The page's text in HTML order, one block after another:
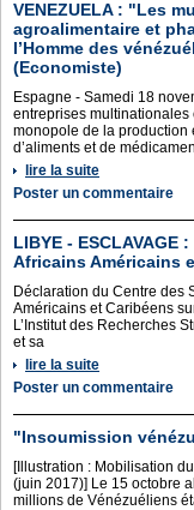
VENEZUELA : "Les
agroalimentaire et
l’Homme des
(Economiste)
Espagne - Samedi 18
entreprises multinationales
monopole de la production
d’aliments et de
lire la suite
Poster un commentaire
LIBYE -
Africains Américains
Déclaration du Centre des
Américains et Caribéens
L’Institut des Recherches
et sa
lire la suite
Poster un commentaire
"Insoumission
[Illustration : Mobilisation
(juin 2017)] Le 15 octobre
millions de Vénézuéliens